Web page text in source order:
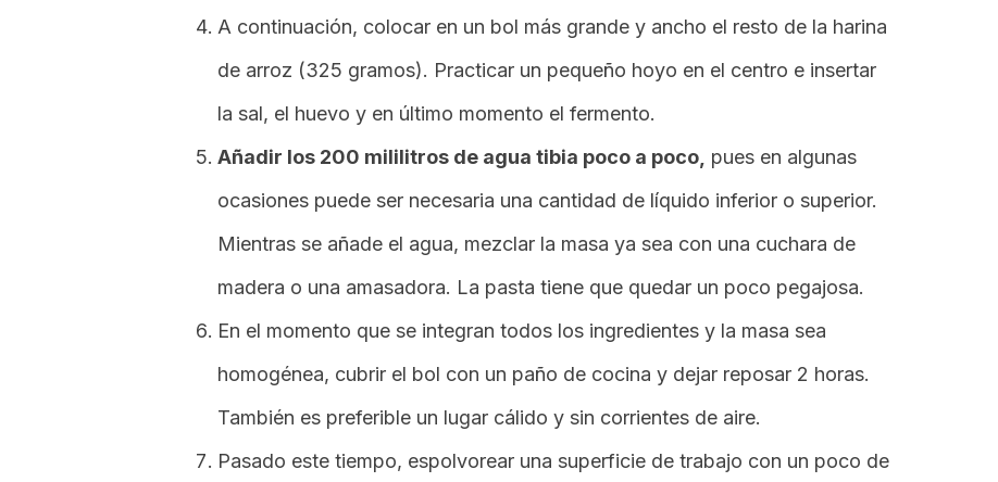
A continuación, colocar en un bol más grande y ancho el resto de la harina
de arroz (325 gramos). Practicar un pequeño hoyo en el centro e insertar
la sal, el huevo y en último momento el fermento.
Añadir los 200 mililitros de agua tibia poco a poco, pues en algunas
ocasiones puede ser necesaria una cantidad de líquido inferior o superior.
Mientras se añade el agua, mezclar la masa ya sea con una cuchara de
madera o una amasadora. La pasta tiene que quedar un poco pegajosa.
En el momento que se integran todos los ingredientes y la masa sea
homogénea, cubrir el bol con un paño de cocina y dejar reposar 2 horas.
También es preferible un lugar cálido y sin corrientes de aire.
Pasado este tiempo, espolvorear una superficie de trabajo con un poco de